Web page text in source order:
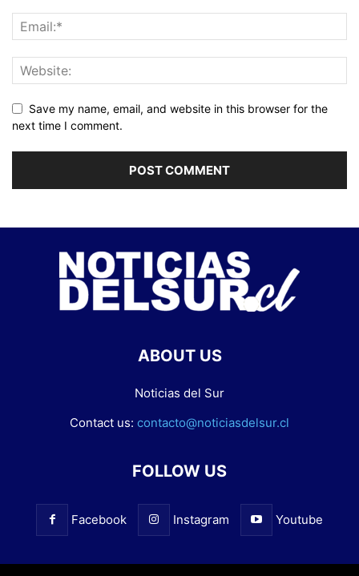
Save my name, email, and website in this browser for the
next time I comment.
ABOUT US
Noticias del Sur
Contact us: contacto@noticiasdelsur.cl
FOLLOW US
Facebook Instagram Youtube